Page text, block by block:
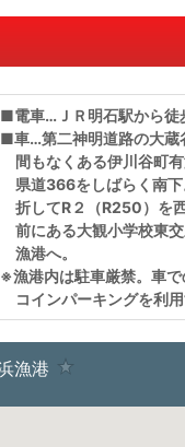
■電車…ＪＲ明石駅から徒
■車…第二神明道路の大蔵
間もなくある伊川谷町
県道366をしばらく南
折してR２（R250）を
前にある大観小学校東
漁港へ。
※漁港内は駐車厳禁。車
コインパーキングを利